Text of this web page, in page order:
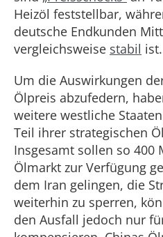
Heizöl feststellbar,
deutsche Endkunden
vergleichsweise stabil ist.
Um die Auswirkungen
Ölpreis abzufedern,
weitere westliche Staaten
Teil ihrer strategischen
Insgesamt sollen so 400
Ölmarkt zur Verfügung
dem Iran gelingen, die
weiterhin zu sperren,
den Ausfall jedoch nur